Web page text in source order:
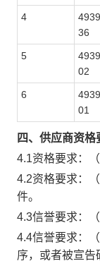
4
36
5
02
6
01
四、供应商资格
4.1资格要求：
4.2资格要求：
件。
4.3信誉要求：
4.4信誉要求：
序，或者被宣